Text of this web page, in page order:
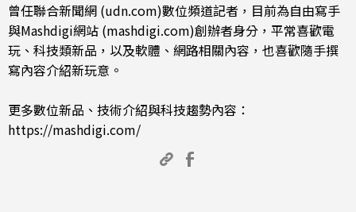
曾任聯合新聞網 (udn.com)數位頻道記者，目前為自由寫手
與Mashdigi網站 (mashdigi.com)創辦者身分，平常喜歡電
玩、科技類新品，以及軟體、網路相關內容，也喜歡隨手撰
寫內容介紹新玩意。
更多數位新品、技術介紹與科技趨勢內容：
https://mashdigi.com/